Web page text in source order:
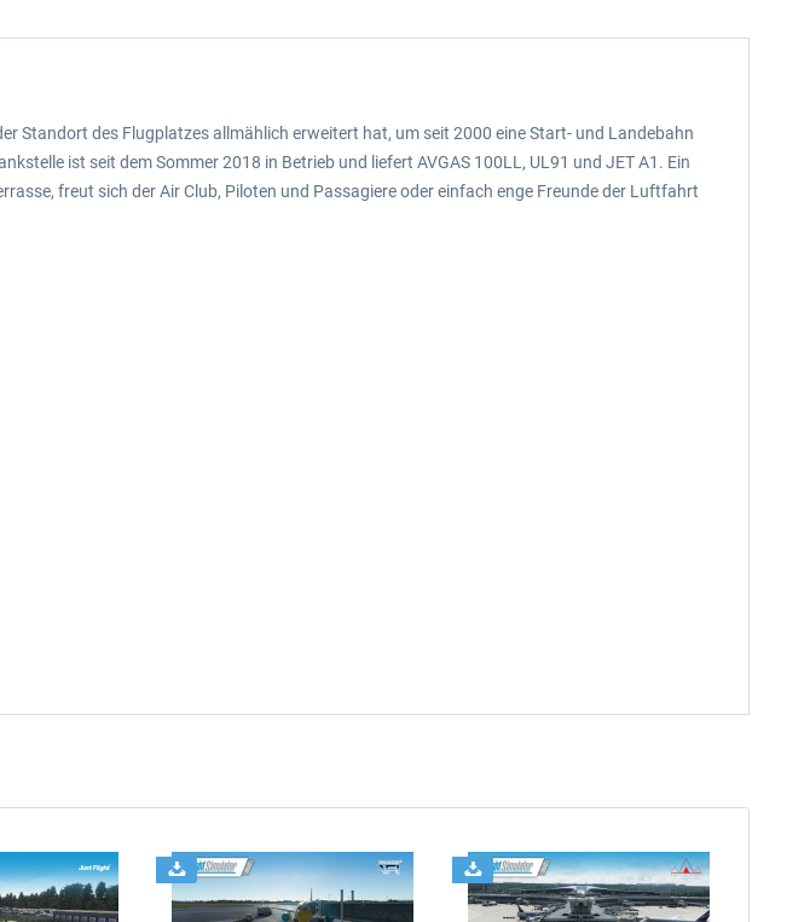
Standort des Flugplatzes allmählich erweitert hat, um seit 2000 eine Start- und Landebahn
ist seit dem Sommer 2018 in Betrieb und liefert AVGAS 100LL, UL91 und JET A1. Ein
freut sich der Air Club, Piloten und Passagiere oder einfach enge Freunde der Luftfahrt